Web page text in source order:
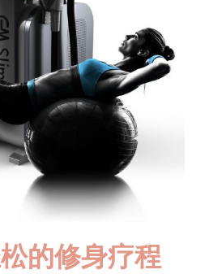
的修身疗程